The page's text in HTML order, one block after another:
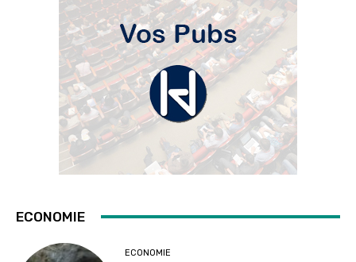
ECONOMIE
ECONOMIE